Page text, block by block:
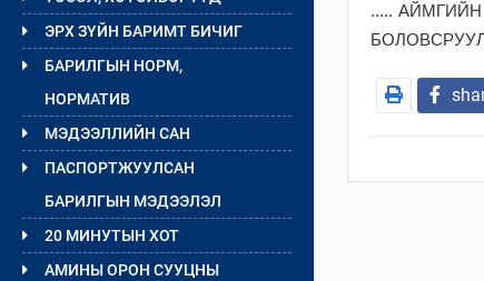
ЭРХ ЗҮЙН БАРИМТ БИЧИГ
БАРИЛГЫН НОРМ,
НОРМАТИВ
МЭДЭЭЛЛИЙН САН
ПАСПОРТЖУУЛСАН
БАРИЛГЫН МЭДЭЭЛЭЛ
20 МИНУТЫН ХОТ
АМИНЫ ОРОН СУУЦНЫ
.....